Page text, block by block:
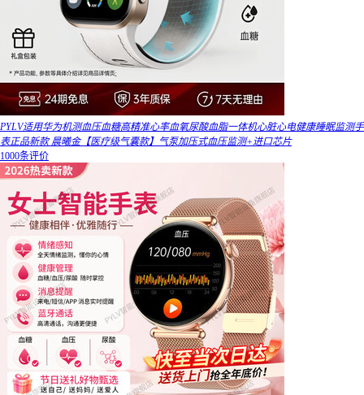
PYLV适用华为机测血压血糖高精准心率血氧尿酸血脂一体机心脏心电健康睡眠监测手
表正品新款 晨曦金【医疗级气囊款】气泵加压式血压监测+进口芯片
1000条评价